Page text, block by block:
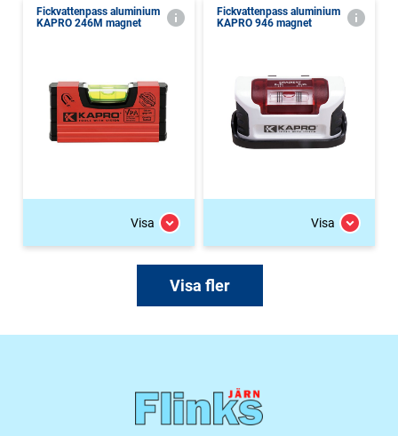
Fickvattenpass aluminium
KAPRO 246M magnet
Visa
Fickvattenpass aluminium
KAPRO 946 magnet
Visa
Visa fler